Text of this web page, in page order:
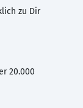
zu Dir
20.000